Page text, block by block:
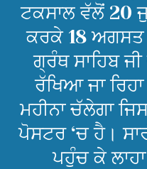
ਟਕਸਾਲ ਵੱਲੋਂ 20
ਕਰਕੇ 18 ਅਗਸਤ
ਗ੍ਰੰਥ ਸਾਹਿਬ
ਰੱਖਿਆ ਜਾ
ਮਹੀਨਾ ਚੱਲੇਗਾ
ਪੋਸਟਰ ‘ਚ ਹੈ।
ਪਹੁੰਚ ਕੇ